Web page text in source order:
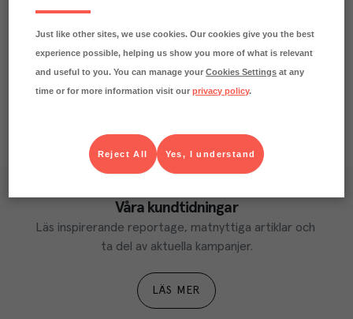
Våra kundtidningar
Läs inspirerande reportage, matnyttiga artiklar och
ta del av aktuella kampanjer.
LÄS MER
Just like other sites, we use cookies. Our cookies give you the best
experience possible, helping us show you more of what is relevant
and useful to you. You can manage yourCookies Settings at any
time or for more information visit ourprivacy policy.
Yes, I understand
Reject All